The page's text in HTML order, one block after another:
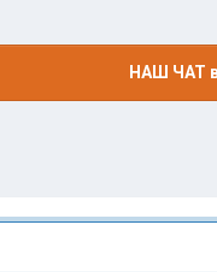
НАШ ЧАТ